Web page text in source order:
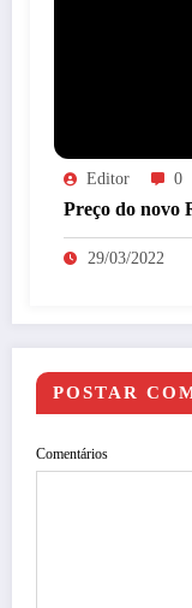
Editor 0
Preço do novo
29/03/2022
POSTAR
Comentários